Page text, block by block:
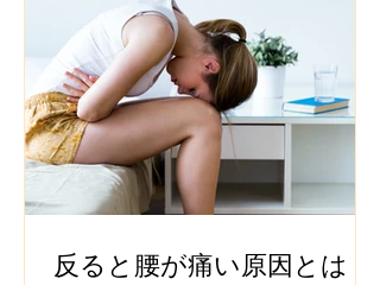
反ると腰が痛い原因とは？